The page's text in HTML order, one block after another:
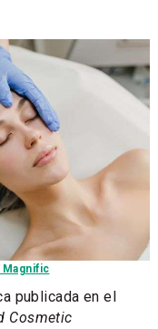
Magnific
publicada en el
Cosmetic